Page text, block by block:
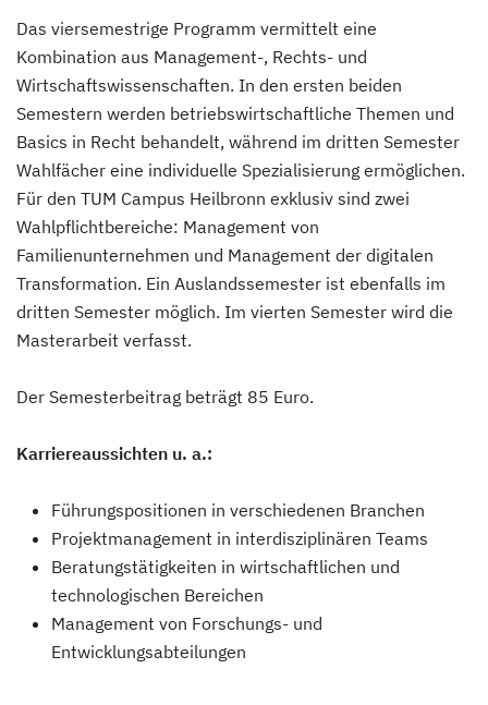
Das viersemestrige Programm vermittelt eine
Kombination aus Management-, Rechts- und
Wirtschaftswissenschaften. In den ersten beiden
Semestern werden betriebswirtschaftliche Themen und
Basics in Recht behandelt, während im dritten Semester
Wahlfächer eine individuelle Spezialisierung ermöglichen.
Für den TUM Campus Heilbronn exklusiv sind zwei
Wahlpflichtbereiche: Management von
Familienunternehmen und Management der digitalen
Transformation. Ein Auslandssemester ist ebenfalls im
dritten Semester möglich. Im vierten Semester wird die
Masterarbeit verfasst.
Der Semesterbeitrag beträgt 85 Euro.
Karriereaussichten u. a.:
Führungspositionen in verschiedenen Branchen
Projektmanagement in interdisziplinären Teams
Beratungstätigkeiten in wirtschaftlichen und
technologischen Bereichen
Management von Forschungs- und
Entwicklungsabteilungen